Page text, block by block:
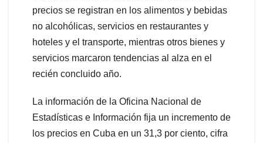
precios se registran en los alimentos y bebidas
no alcohólicas, servicios en restaurantes y
hoteles y el transporte, mientras otros bienes y
servicios marcaron tendencias al alza en el
recién concluido año.
La información de la Oficina Nacional de
Estadísticas e Información fija un incremento de
los precios en Cuba en un 31,3 por ciento, cifra